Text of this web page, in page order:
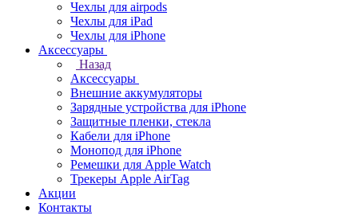
Чехлы для airpods
Чехлы для iPad
Чехлы для iPhone
Аксессуары
Назад
Аксессуары
Внешние аккумуляторы
Зарядные устройства для iPhone
Защитные пленки, стекла
Кабели для iPhone
Монопод для iPhone
Ремешки для Apple Watch
Трекеры Apple AirTag
Акции
Контакты